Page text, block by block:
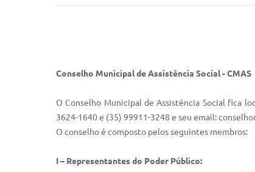
Conselho Municipal de Assistência Social - CMAS
O Conselho Municipal de Assistência Social fica
3624-1640 e (35) 99911-3248 e seu email:
O conselho é composto pelos seguintes membros:
I – Representantes do Poder Público: